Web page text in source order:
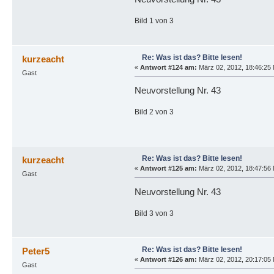
Bild 1 von 3
kurzeacht
Gast
Re: Was ist das? Bitte lesen!
« Antwort #124 am: März 02, 2012, 18:46:25
Neuvorstellung Nr. 43
Bild 2 von 3
kurzeacht
Gast
Re: Was ist das? Bitte lesen!
« Antwort #125 am: März 02, 2012, 18:47:56
Neuvorstellung Nr. 43
Bild 3 von 3
Peter5
Gast
Re: Was ist das? Bitte lesen!
« Antwort #126 am: März 02, 2012, 20:17:05